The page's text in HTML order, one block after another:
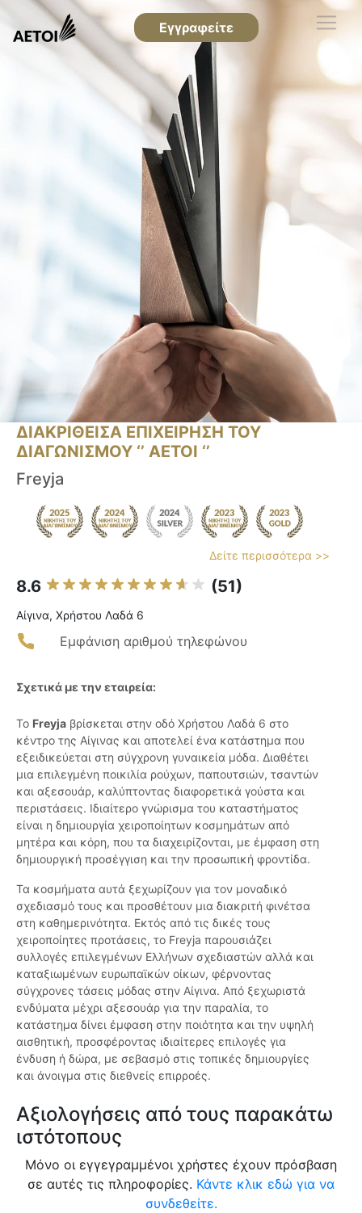
Εγγραφείτε
ΔΙΑΚΡΙΘΕΙΣΑ ΕΠΙΧΕΙΡΗΣΗ ΤΟΥ
ΔΙΑΓΩΝΙΣΜΟΥ ‘’ ΑΕΤΟΙ ‘’
Freyja
Δείτε περισσότερα >>
8.6 (51)
Αίγινα, Χρήστου Λαδά 6
Εμφάνιση αριθμού τηλεφώνου
Σχετικά με την εταιρεία:
Το Freyja βρίσκεται στην οδό Χρήστου Λαδά 6 στο
κέντρο της Αίγινας και αποτελεί ένα κατάστημα που
εξειδικεύεται στη σύγχρονη γυναικεία μόδα. Διαθέτει
μια επιλεγμένη ποικιλία ρούχων, παπουτσιών, τσαντών
και αξεσουάρ, καλύπτοντας διαφορετικά γούστα και
περιστάσεις. Ιδιαίτερο γνώρισμα του καταστήματος
είναι η δημιουργία χειροποίητων κοσμημάτων από
μητέρα και κόρη, που τα διαχειρίζονται, με έμφαση στη
δημιουργική προσέγγιση και την προσωπική φροντίδα.
Τα κοσμήματα αυτά ξεχωρίζουν για τον μοναδικό
σχεδιασμό τους και προσθέτουν μια διακριτή φινέτσα
στη καθημερινότητα. Εκτός από τις δικές τους
χειροποίητες προτάσεις, το Freyja παρουσιάζει
συλλογές επιλεγμένων Ελλήνων σχεδιαστών αλλά και
καταξιωμένων ευρωπαϊκών οίκων, φέρνοντας
σύγχρονες τάσεις μόδας στην Αίγινα. Από ξεχωριστά
ενδύματα μέχρι αξεσουάρ για την παραλία, το
κατάστημα δίνει έμφαση στην ποιότητα και την υψηλή
αισθητική, προσφέροντας ιδιαίτερες επιλογές για
ένδυση ή δώρα, με σεβασμό στις τοπικές δημιουργίες
και άνοιγμα στις διεθνείς επιρροές.
Αξιολογήσεις από τους παρακάτω
ιστότοπους
Μόνο οι εγγεγραμμένοι χρήστες έχουν πρόσβαση
σε αυτές τις πληροφορίες. Κάντε κλικ εδώ για να
συνδεθείτε.